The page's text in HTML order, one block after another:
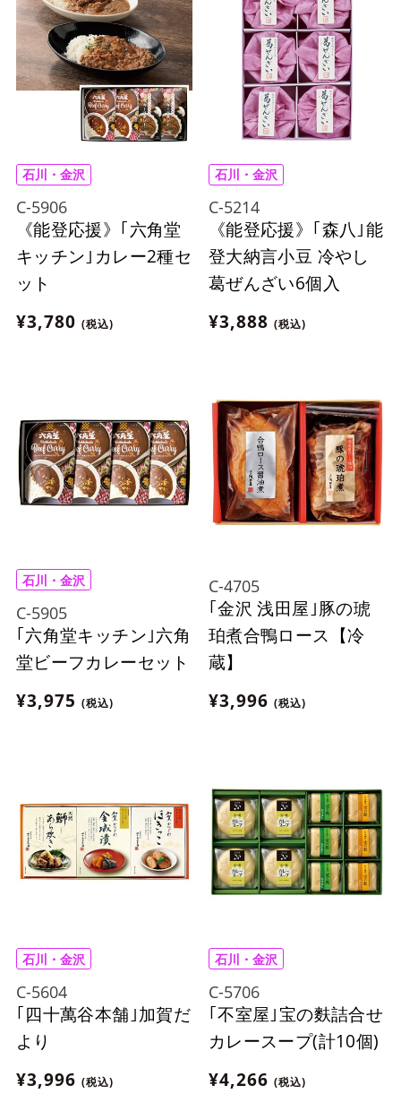
石川・金沢
C-5906
《能登応援》｢六角堂
キッチン｣カレー2種セ
ット
¥3,780 (税込)
石川・金沢
C-5214
《能登応援》｢森八｣能
登大納言小豆 冷やし
葛ぜんざい6個入
¥3,888 (税込)
石川・金沢
C-5905
｢六角堂キッチン｣六角
堂ビーフカレーセット
¥3,975 (税込)
C-4705
｢金沢 浅田屋｣豚の琥
珀煮合鴨ロース【冷
蔵】
¥3,996 (税込)
石川・金沢
C-5604
｢四十萬谷本舗｣加賀だ
より
¥3,996 (税込)
石川・金沢
C-5706
｢不室屋｣宝の麩詰合せ
カレースープ(計10個)
¥4,266 (税込)